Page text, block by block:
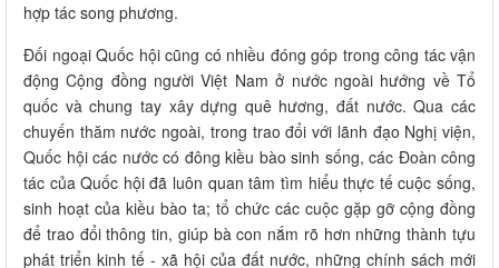
hợp tác song phương.
Đối ngoại Quốc hội cũng có nhiều đóng góp trong công tác vận
động Cộng đồng người Việt Nam ở nước ngoài hướng về Tổ
quốc và chung tay xây dựng quê hương, đất nước. Qua các
chuyến thăm nước ngoài, trong trao đổi với lãnh đạo Nghị viện,
Quốc hội các nước có đông kiều bào sinh sống, các Đoàn công
tác của Quốc hội đã luôn quan tâm tìm hiểu thực tế cuộc sống,
sinh hoạt của kiều bào ta; tổ chức các cuộc gặp gỡ cộng đồng
để trao đổi thông tin, giúp bà con nắm rõ hơn những thành tựu
phát triển kinh tế - xã hội của đất nước, những chính sách mới